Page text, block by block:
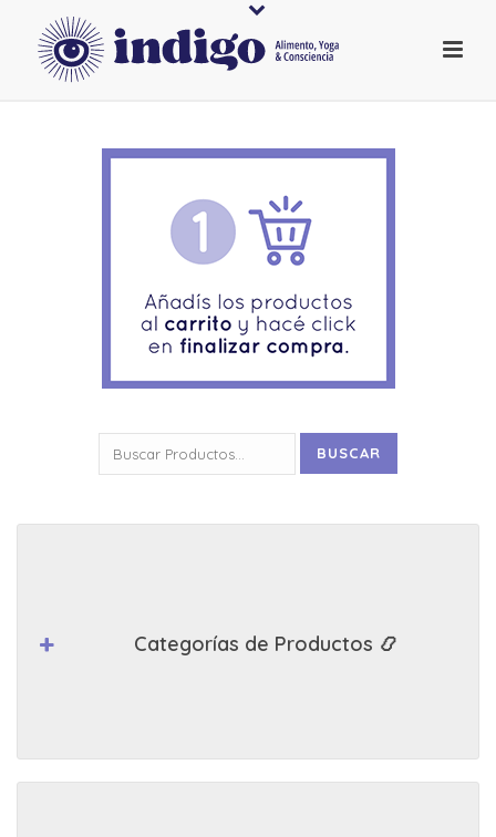
por:
BUSCAR
Categorías de Productos 📿